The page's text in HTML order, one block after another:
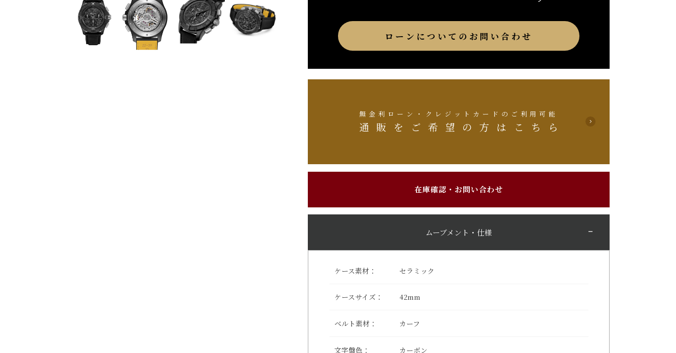
ローンについてのお問い合わせ
無金利ローン・クレジットカードのご利用可能
通販をご希望の方はこちら
在庫確認・お問い合わせ
ムーブメント・仕様
ケース素材： セラミック
ケースサイズ： 42mm
ベルト素材： カーフ
文字盤色： カーボン